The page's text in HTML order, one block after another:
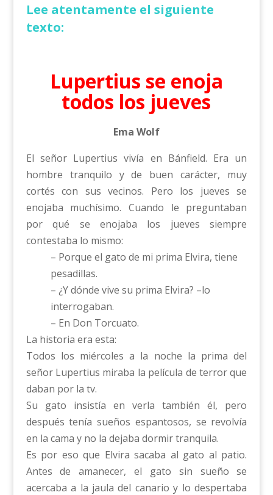
Lee atentamente el siguiente
texto:
Lupertius se enoja
todos los jueves
Ema Wolf
El señor Lupertius vivía en Bánfield. Era un
hombre tranquilo y de buen carácter, muy
cortés con sus vecinos. Pero los jueves se
enojaba muchísimo. Cuando le preguntaban
por qué se enojaba los jueves siempre
contestaba lo mismo:
– Porque el gato de mi prima Elvira, tiene
pesadillas.
– ¿Y dónde vive su prima Elvira? –lo
interrogaban.
– En Don Torcuato.
La historia era esta:
Todos los miércoles a la noche la prima del
señor Lupertius miraba la película de terror que
daban por la tv.
Su gato insistía en verla también él, pero
después tenía sueños espantosos, se revolvía
en la cama y no la dejaba dormir tranquila.
Es por eso que Elvira sacaba al gato al patio.
Antes de amanecer, el gato sin sueño se
acercaba a la jaula del canario y lo despertaba